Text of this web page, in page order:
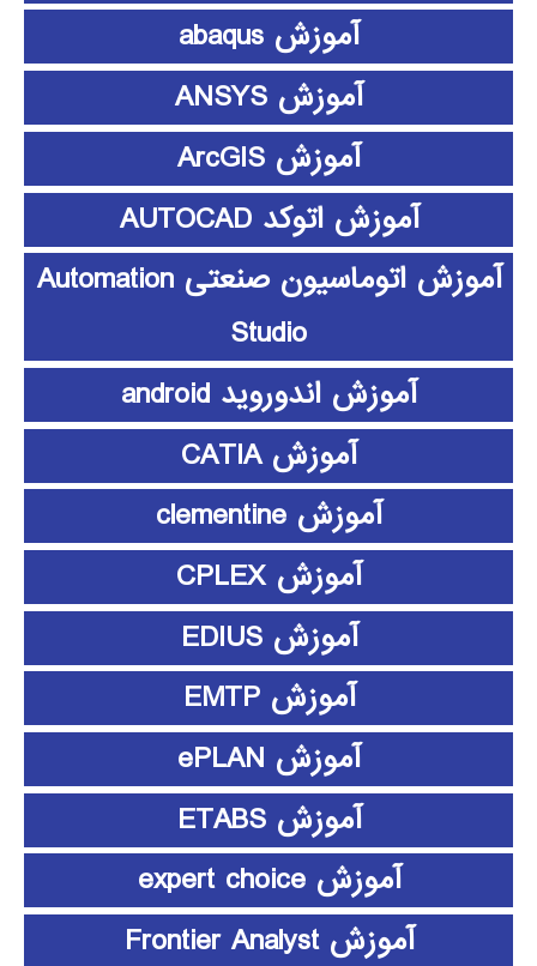
آموزش abaqus
آموزش ANSYS
آموزش ArcGIS
آموزش اتوکد AUTOCAD
آموزش اتوماسیون صنعتی Automation
Studio
آموزش اندوروید android
آموزش CATIA
آموزش clementine
آموزش CPLEX
آموزش EDIUS
آموزش EMTP
آموزش ePLAN
آموزش ETABS
آموزش expert choice
آموزش Frontier Analyst